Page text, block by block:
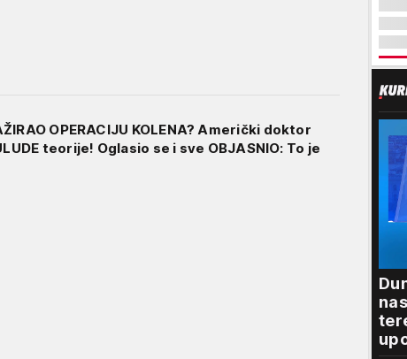
OPERACIJU KOLENA? Američki doktor
teorije! Oglasio se i sve OBJASNIO: To je